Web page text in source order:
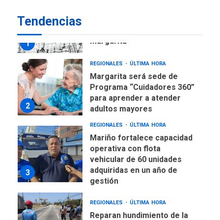
Tendencias
2
Programa “Cuidadores 360”
adultos mayores
3
REGIONALES ÚLTIMA HORA
Mariño fortalece capacidad
operativa con flota
adquiridas en un año de
gestión
REGIONALES ÚLTIMA HORA
Reparan hundimiento de la
«Juan Bautista Arismendi» a
REGIONALES TECNOLOGÍA